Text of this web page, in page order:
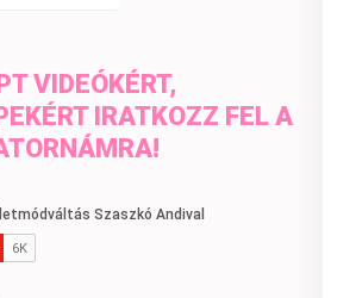
VIDEÓKÉRT,
IRATKOZZ FEL A